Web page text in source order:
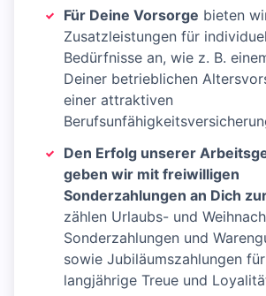
Für Deine Vorsorge bieten
Zusatzleistungen für
Bedürfnisse an, wie z. B.
Deiner betrieblichen
einer attraktiven
Den Erfolg unserer
geben wir mit freiwilligen
Sonderzahlungen an Dich
zählen Urlaubs- und
Sonderzahlungen und
sowie Jubiläumszahlungen
langjährige Treue und